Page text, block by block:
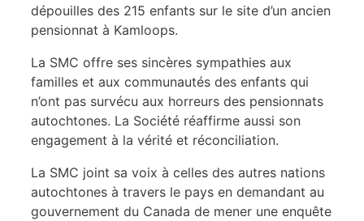
dépouilles des 215 enfants sur le site d’un ancien
pensionnat à Kamloops.
La SMC offre ses sincères sympathies aux
familles et aux communautés des enfants qui
n’ont pas survécu aux horreurs des pensionnats
autochtones. La Société réaffirme aussi son
engagement à la vérité et réconciliation.
La SMC joint sa voix à celles des autres nations
autochtones à travers le pays en demandant au
gouvernement du Canada de mener une enquête